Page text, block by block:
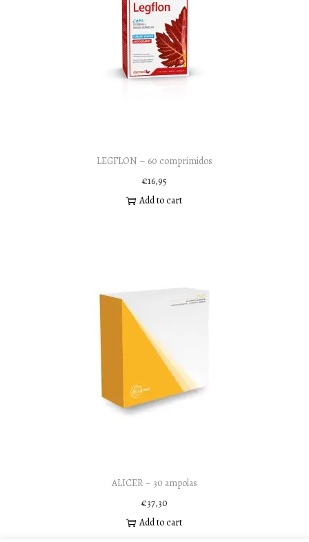
LEGFLON – 60 comprimidos
€16,95
Add to cart
ALICER – 30 ampolas
€37,30
Add to cart